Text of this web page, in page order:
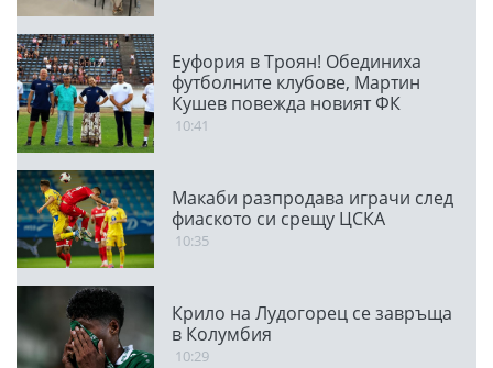
Еуфория в Троян! Обединиха
футболните клубове, Мартин
Кушев повежда новият ФК
Чавдар
10:41
Макаби разпродава играчи след
фиаското си срещу ЦСКА
10:35
Крило на Лудогорец се завръща
в Колумбия
10:29